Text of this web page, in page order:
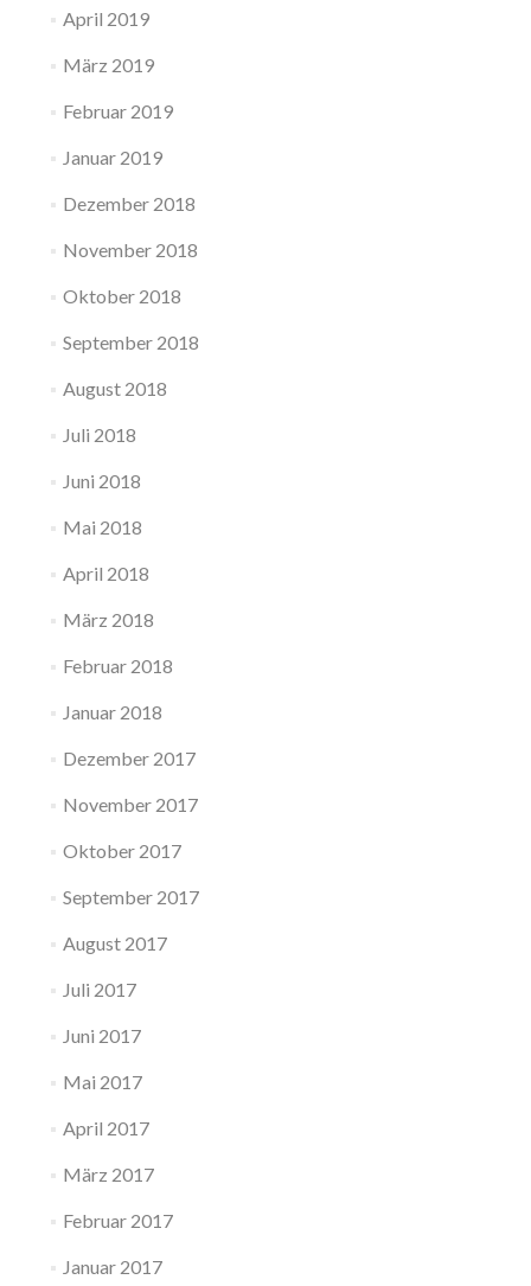
April 2019
März 2019
Februar 2019
Januar 2019
Dezember 2018
November 2018
Oktober 2018
September 2018
August 2018
Juli 2018
Juni 2018
Mai 2018
April 2018
März 2018
Februar 2018
Januar 2018
Dezember 2017
November 2017
Oktober 2017
September 2017
August 2017
Juli 2017
Juni 2017
Mai 2017
April 2017
März 2017
Februar 2017
Januar 2017